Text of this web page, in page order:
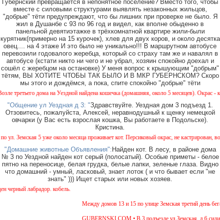
Губернский превращается в непонятное поселение? Вместо того, чтобы
вместе с силовыми структурами выявлять незаконных жильцов,
"добрые" тёти предупреждают, что бы лишних при проверке не было. Я
жил в Душанбе с 93 по 96 год и видел, как вполне обыденно в
панельной девятиэтажке в трёхкомнатной квартире жили-были
курятник(примерно на 15 курочек), хлев для двух коров, и около десятка
овец.... на 4 этаже И это было не уникально!!! В маршрутном автобусе
перевозили годовалого жеребца, который со страху там же и навалял в
автобусе (кстати никто ни чего и не убрал, хозяин спокойно доехал и
сошёл с жеребцом на остановке) У меня вопрос к крышующим "добрым"
тётям, ВЫ ХОТИТЕ ЧТОБЫ ТАК БЫЛО И В МКР ГУБЕРНСКОМ? Скоро
мы этого и дождёмся, а пока, спите спокойно "добрые" тёти
дома на Уездной найдена кошечка (домашняя, около 5 месяцев). Окрас -
"Общение ул Уездная д 3: "Здравствуйте. Уездная дом 3 подъезд 1.
Отзовитесь, пожалуйста, Алексей, неравнодушный к щенку немецкой
овчарки (у Вас есть взрослая кошка, Вы работаете в Подольске).
Кристина.
5 уже около месяца проживает кот. Персиковый окрас, не кастрирован,
"Домашние животные Объявления": Найден кот. В лесу, в районе дома
№ 3 по Уездной найден кот серый (полосатый). Особые приметы - белое
пятно на переносице, белая грудка, белые лапки, зеленые глаза. Видно
что домашний - умный, ласковый, знает лоток ( и что бывает если "не
знать" ))) Ищет старых или новых хозяев.
лабрадор. кобель.
Между домов 13 и 15 по улице Земская третий день
GUBERNSKI.COM • В 3 подъезде ул.Земская, д.6